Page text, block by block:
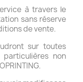
à travers le
sans réserve
de vente.
sur toutes
non